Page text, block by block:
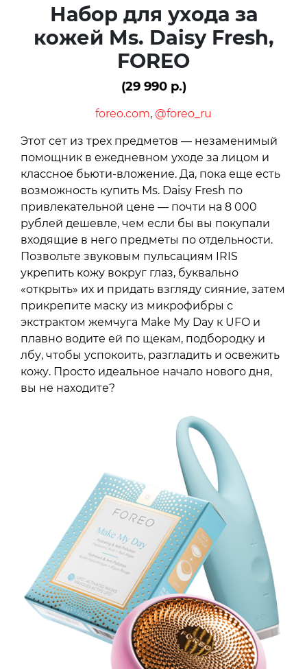
Набор для ухода за
кожей Ms. Daisy Fresh,
FOREO
(29 990 р.)
foreo.com, @foreo_ru
Этот сет из трех предметов — незаменимый
помощник в ежедневном уходе за лицом и
классное бьюти-вложение. Да, пока еще есть
возможность купить Ms. Daisy Fresh по
привлекательной цене — почти на 8 000
рублей дешевле, чем если бы вы покупали
входящие в него предметы по отдельности.
Позвольте звуковым пульсациям IRIS
укрепить кожу вокруг глаз, буквально
«открыть» их и придать взгляду сияние, затем
прикрепите маску из микрофибры с
экстрактом жемчуга Make My Day к UFO и
плавно водите ей по щекам, подбородку и
лбу, чтобы успокоить, разгладить и освежить
кожу. Просто идеальное начало нового дня,
вы не находите?